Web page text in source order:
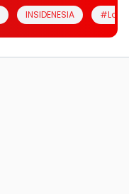
INSIDENESIA